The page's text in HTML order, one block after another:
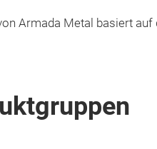
Armada Metal basiert